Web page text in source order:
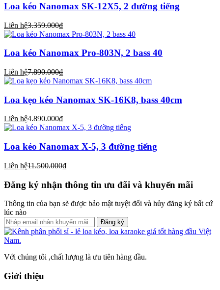
Loa kéo Nanomax SK-12X5, 2 đường tiếng
Liên hệ3.359.000₫
Loa kéo Nanomax Pro-803N, 2 bass 40
Liên hệ7.890.000₫
Loa kẹo kéo Nanomax SK-16K8, bass 40cm
Liên hệ4.890.000₫
Loa kéo Nanomax X-5, 3 đường tiếng
Liên hệ11.500.000₫
Đăng ký nhận thông tin ưu đãi và khuyến mãi
Thông tin của bạn sẽ được bảo mật tuyệt đối và hủy đăng ký bất cứ
lúc nào
Đăng ký
Với chúng tôi ,chất lượng là ưu tiên hàng đầu.
Giới thiệu